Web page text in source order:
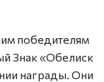
победителям
Знак «Обелиск
награды. Они